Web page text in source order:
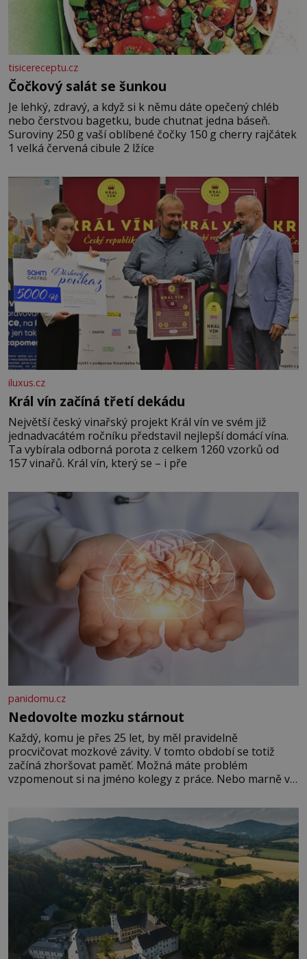
tisicereceptu.cz
Čočkový salát se šunkou
Je lehký, zdravý, a když si k němu dáte opečený chléb
nebo čerstvou bagetku, bude chutnat jedna báseň.
Suroviny 250 g vaší oblíbené čočky 150 g cherry rajčátek
1 velká červená cibule 2 lžíce
iluxus.cz
Král vín začíná třetí dekádu
Největší český vinařský projekt Král vín ve svém již
jednadvacátém ročníku představil nejlepší domácí vína.
Ta vybírala odborná porota z celkem 1260 vzorků od
157 vinařů. Král vín, který se – i pře
panidomu.cz
Nedovolte mozku stárnout
Každý, komu je přes 25 let, by měl pravidelně
procvičovat mozkové závity. V tomto období se totiž
začíná zhoršovat paměť. Možná máte problém
vzpomenout si na jméno kolegy z práce. Nebo marně v
Je to opravdu tak, s věkem jako kdyby se paměť
rozhodla stávkovat. Cvičte